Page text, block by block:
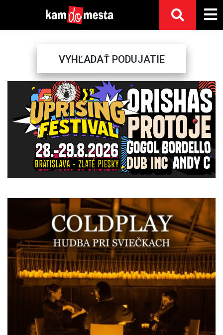
VYHĽADAŤ PODUJATIE
Previous Next